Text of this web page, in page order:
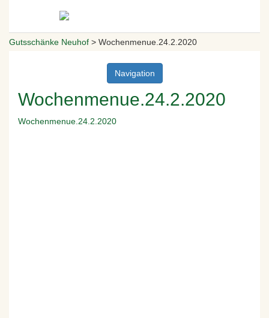
Gutsschänke Neuhof > Wochenmenue.24.2.2020
Navigation
Wochenmenue.24.2.2020
Wochenmenue.24.2.2020